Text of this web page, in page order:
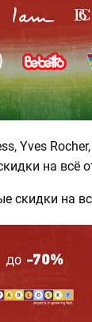
Yves
на всё
скидки на